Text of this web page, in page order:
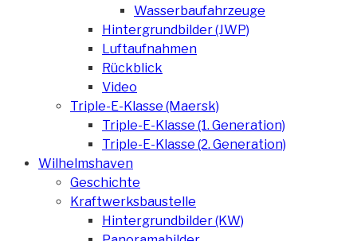
Wasserbaufahrzeuge
Hintergrundbilder (JWP)
Luftaufnahmen
Rückblick
Video
Triple-E-Klasse (Maersk)
Triple-E-Klasse (1. Generation)
Triple-E-Klasse (2. Generation)
Wilhelmshaven
Geschichte
Kraftwerksbaustelle
Hintergrundbilder (KW)